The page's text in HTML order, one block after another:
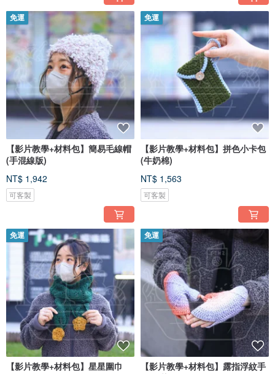
免運
【影片教學+材料包】簡易毛線帽
(手混線版)
NT$ 1,942
可客製
免運
【影片教學+材料包】拼色小卡包
(牛奶棉)
NT$ 1,563
可客製
免運
【影片教學+材料包】星星圍巾
免運
【影片教學+材料包】露指浮紋手